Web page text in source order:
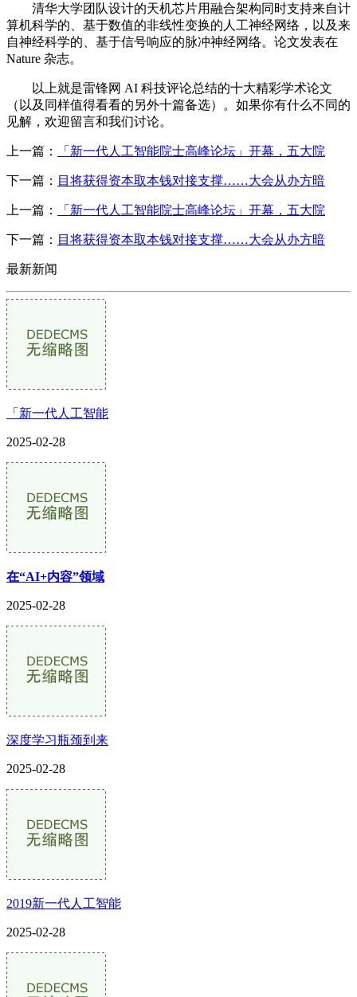
清华大学团队设计的天机芯片用融合架构同时支持来自计
算机科学的、基于数值的非线性变换的人工神经网络，以及来
自神经科学的、基于信号响应的脉冲神经网络。论文发表在
Nature 杂志。
以上就是雷锋网 AI 科技评论总结的十大精彩学术论文
（以及同样值得看看的另外十篇备选）。如果你有什么不同的
见解，欢迎留言和我们讨论。
上一篇： 「新一代人工智能院士高峰论坛」开幕，五大院
下一篇： 目将获得资本取本钱对接支撑……大会从办方暗
上一篇： 「新一代人工智能院士高峰论坛」开幕，五大院
下一篇： 目将获得资本取本钱对接支撑……大会从办方暗
最新新闻
「新一代人工智能
2025-02-28
在“AI+内容”领域
2025-02-28
深度学习瓶颈到来
2025-02-28
2019新一代人工智能
2025-02-28